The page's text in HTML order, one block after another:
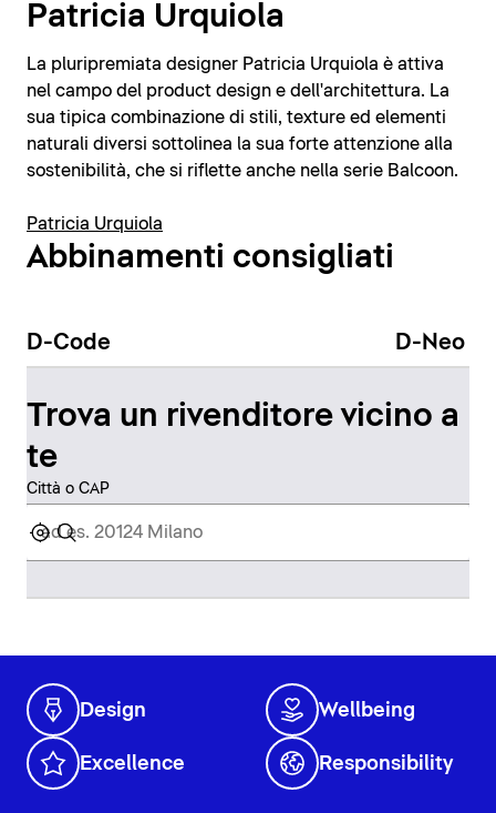
Patricia Urquiola
La pluripremiata designer Patricia Urquiola è attiva
nel campo del product design e dell'architettura. La
sua tipica combinazione di stili, texture ed elementi
naturali diversi sottolinea la sua forte attenzione alla
sostenibilità, che si riflette anche nella serie Balcoon.
Patricia Urquiola
Abbinamenti consigliati
D-Code D-Neo
Trova un rivenditore vicino a
te
Città o CAP
Design Wellbeing
Excellence Responsibility